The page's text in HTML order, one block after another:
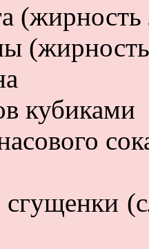
кубиками